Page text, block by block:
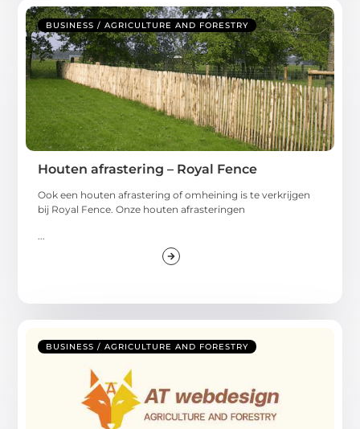
BUSINESS / AGRICULTURE AND FORESTRY
Houten afrastering – Royal Fence
Ook een houten afrastering of omheining is te verkrijgen
bij Royal Fence. Onze houten afrasteringen
BUSINESS / AGRICULTURE AND FORESTRY